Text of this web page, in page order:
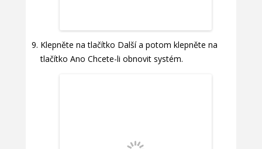
Klepněte na tlačítko Další a potom klepněte na
tlačítko Ano Chcete-li obnovit systém.